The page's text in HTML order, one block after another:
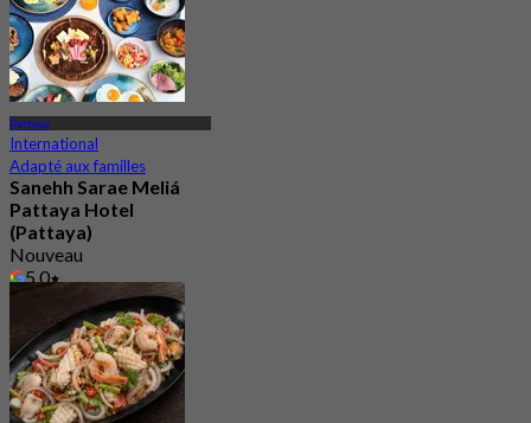
Pattaya
International
Adapté aux familles
Sanehh Sarae Meliá
Pattaya Hotel
(Pattaya)
Nouveau
5.0
De